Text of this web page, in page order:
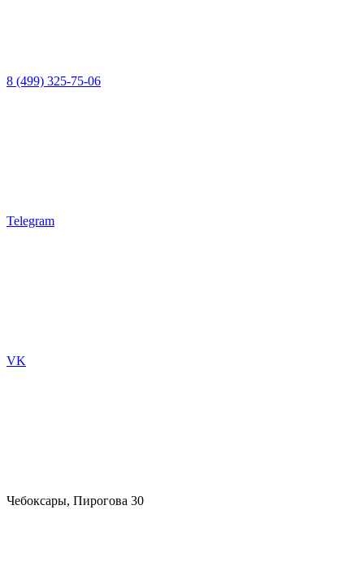
8 (499) 325-75-06
Telegram
VK
Чебоксары, Пирогова 30